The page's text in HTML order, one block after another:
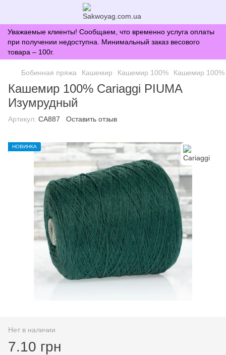
Уважаемые клиенты! Сообщаем, что временно услуга оплаты
при получении недоступна. Минимальный заказ весового
товара – 100г.
Бобинная пряжа Кашемир Кашемир 100% Кашемир 100%
Кашемир 100% Cariaggi PIUMA
Изумрудный
Артикул: CA887 Оставить отзыв
НОВИНКА
Нет в наличии
7.10 грн